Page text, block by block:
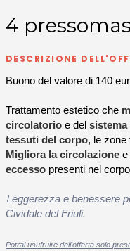
4
DESCRIZIONE
Buono del valore di 140
Trattamento estetico che
circolatorio e del
tessuti del corpo, le zone
Migliora la circolazione e
eccesso presenti nel
Leggerezza e benessere
Cividale del Friuli.
Potrai usufruire dell'offerta solo